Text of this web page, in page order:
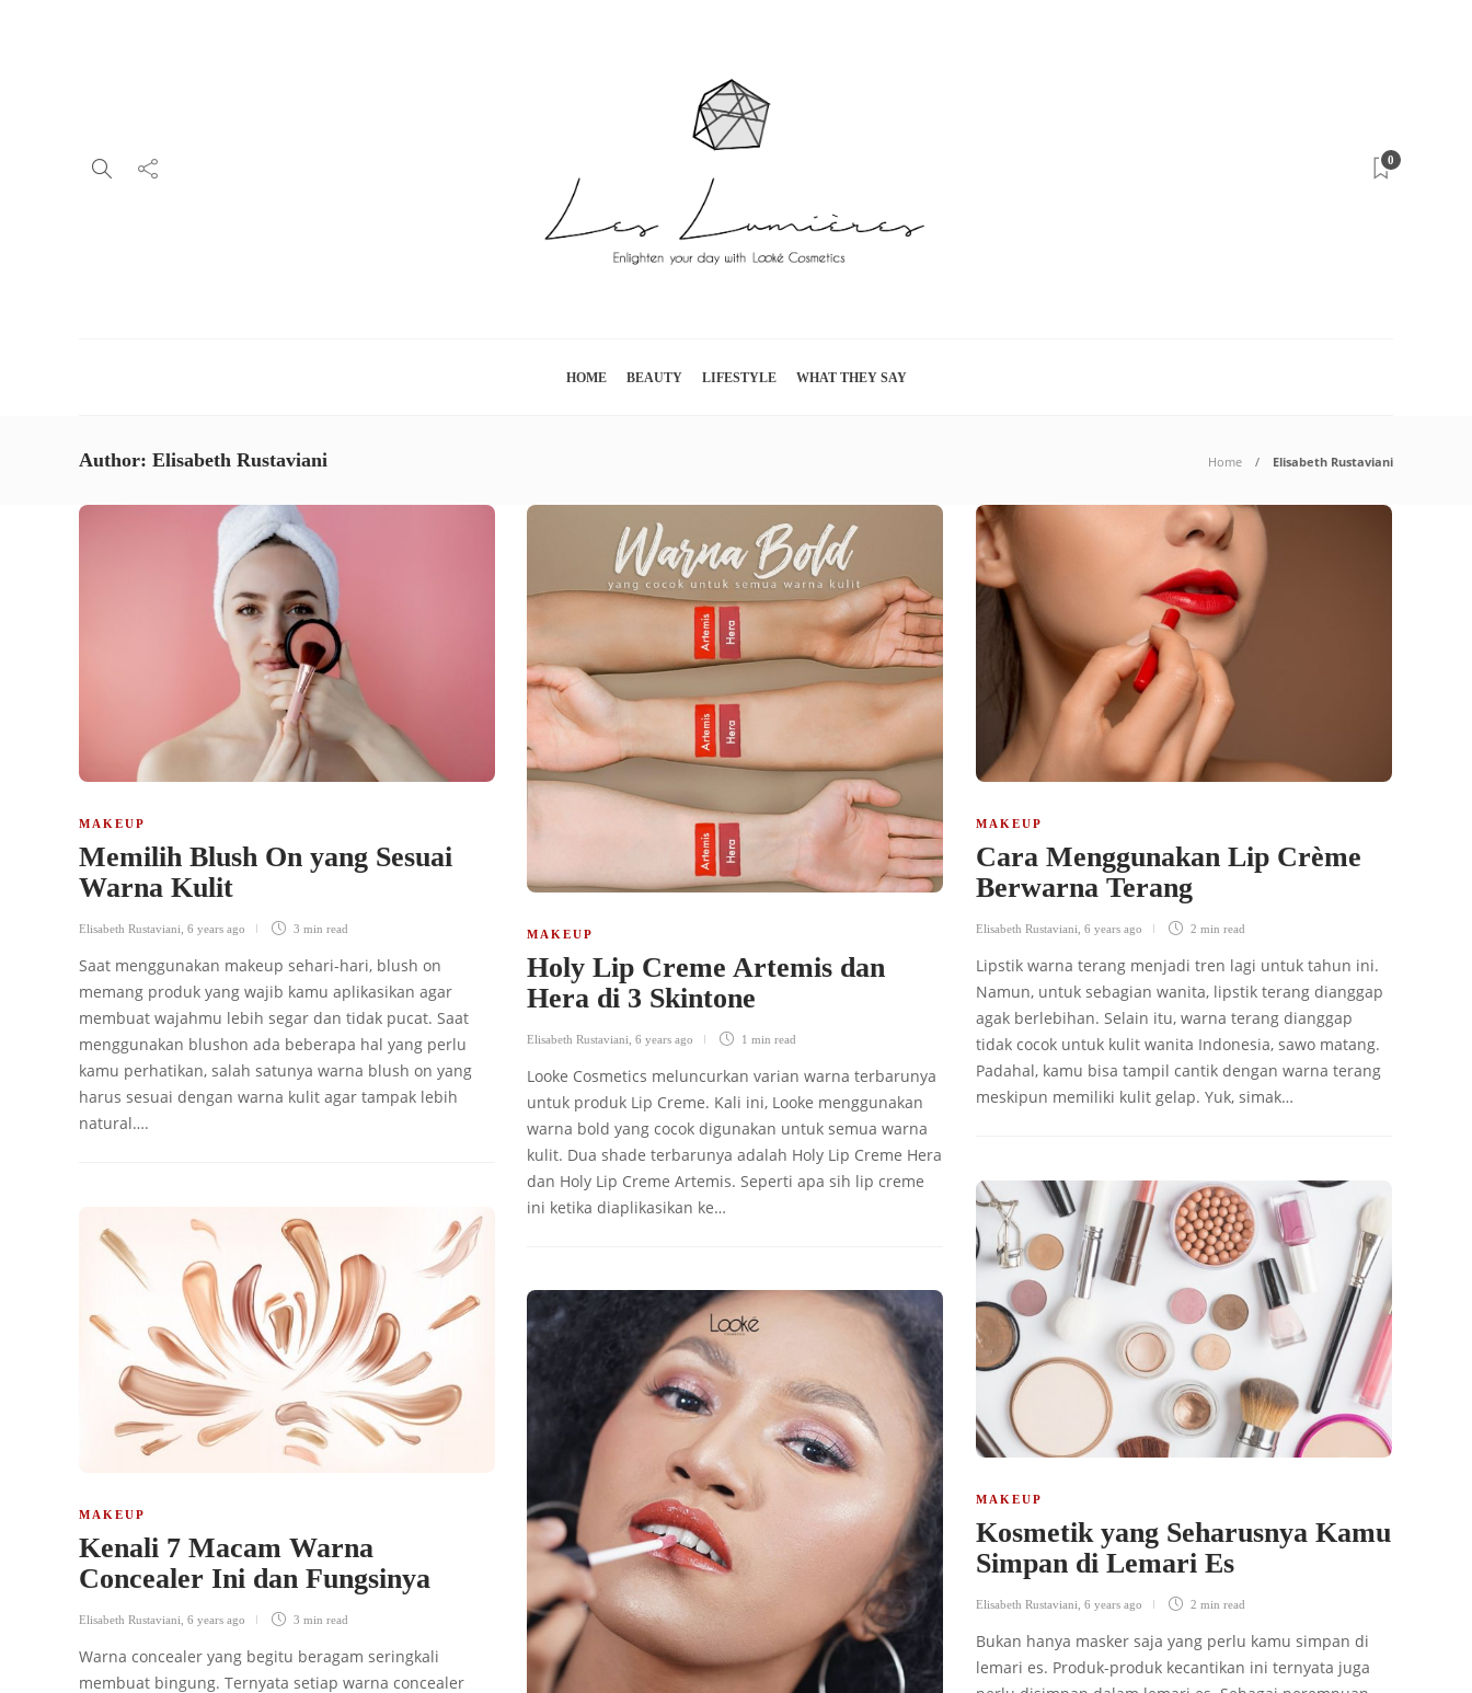
0
HOME BEAUTY LIFESTYLE WHAT THEY SAY
Author: Elisabeth Rustaviani Home Elisabeth Rustaviani
MAKEUP
Memilih Blush On yang Sesuai
Warna Kulit
Elisabeth Rustaviani 6 years ago 3 min read
Saat menggunakan makeup sehari-hari, blush on
memang produk yang wajib kamu aplikasikan agar
membuat wajahmu lebih segar dan tidak pucat. Saat
menggunakan blushon ada beberapa hal yang perlu
kamu perhatikan, salah satunya warna blush on yang
harus sesuai dengan warna kulit agar tampak lebih
natural….
MAKEUP
Holy Lip Creme Artemis dan
Hera di 3 Skintone
Elisabeth Rustaviani 6 years ago 1 min read
Looke Cosmetics meluncurkan varian warna terbarunya
untuk produk Lip Creme. Kali ini, Looke menggunakan
warna bold yang cocok digunakan untuk semua warna
kulit. Dua shade terbarunya adalah Holy Lip Creme Hera
dan Holy Lip Creme Artemis. Seperti apa sih lip creme
ini ketika diaplikasikan ke…
MAKEUP
Cara Menggunakan Lip Crème
Berwarna Terang
Elisabeth Rustaviani 6 years ago 2 min read
Lipstik warna terang menjadi tren lagi untuk tahun ini.
Namun, untuk sebagian wanita, lipstik terang dianggap
agak berlebihan. Selain itu, warna terang dianggap
tidak cocok untuk kulit wanita Indonesia, sawo matang.
Padahal, kamu bisa tampil cantik dengan warna terang
meskipun memiliki kulit gelap. Yuk, simak…
MAKEUP
Kosmetik yang Seharusnya Kamu
Simpan di Lemari Es
Elisabeth Rustaviani 6 years ago 2 min read
Bukan hanya masker saja yang perlu kamu simpan di
lemari es. Produk-produk kecantikan ini ternyata juga
MAKEUP
Kenali 7 Macam Warna
Concealer Ini dan Fungsinya
Elisabeth Rustaviani 6 years ago 3 min read
Warna concealer yang begitu beragam seringkali
membuat bingung. Ternyata setiap warna concealer